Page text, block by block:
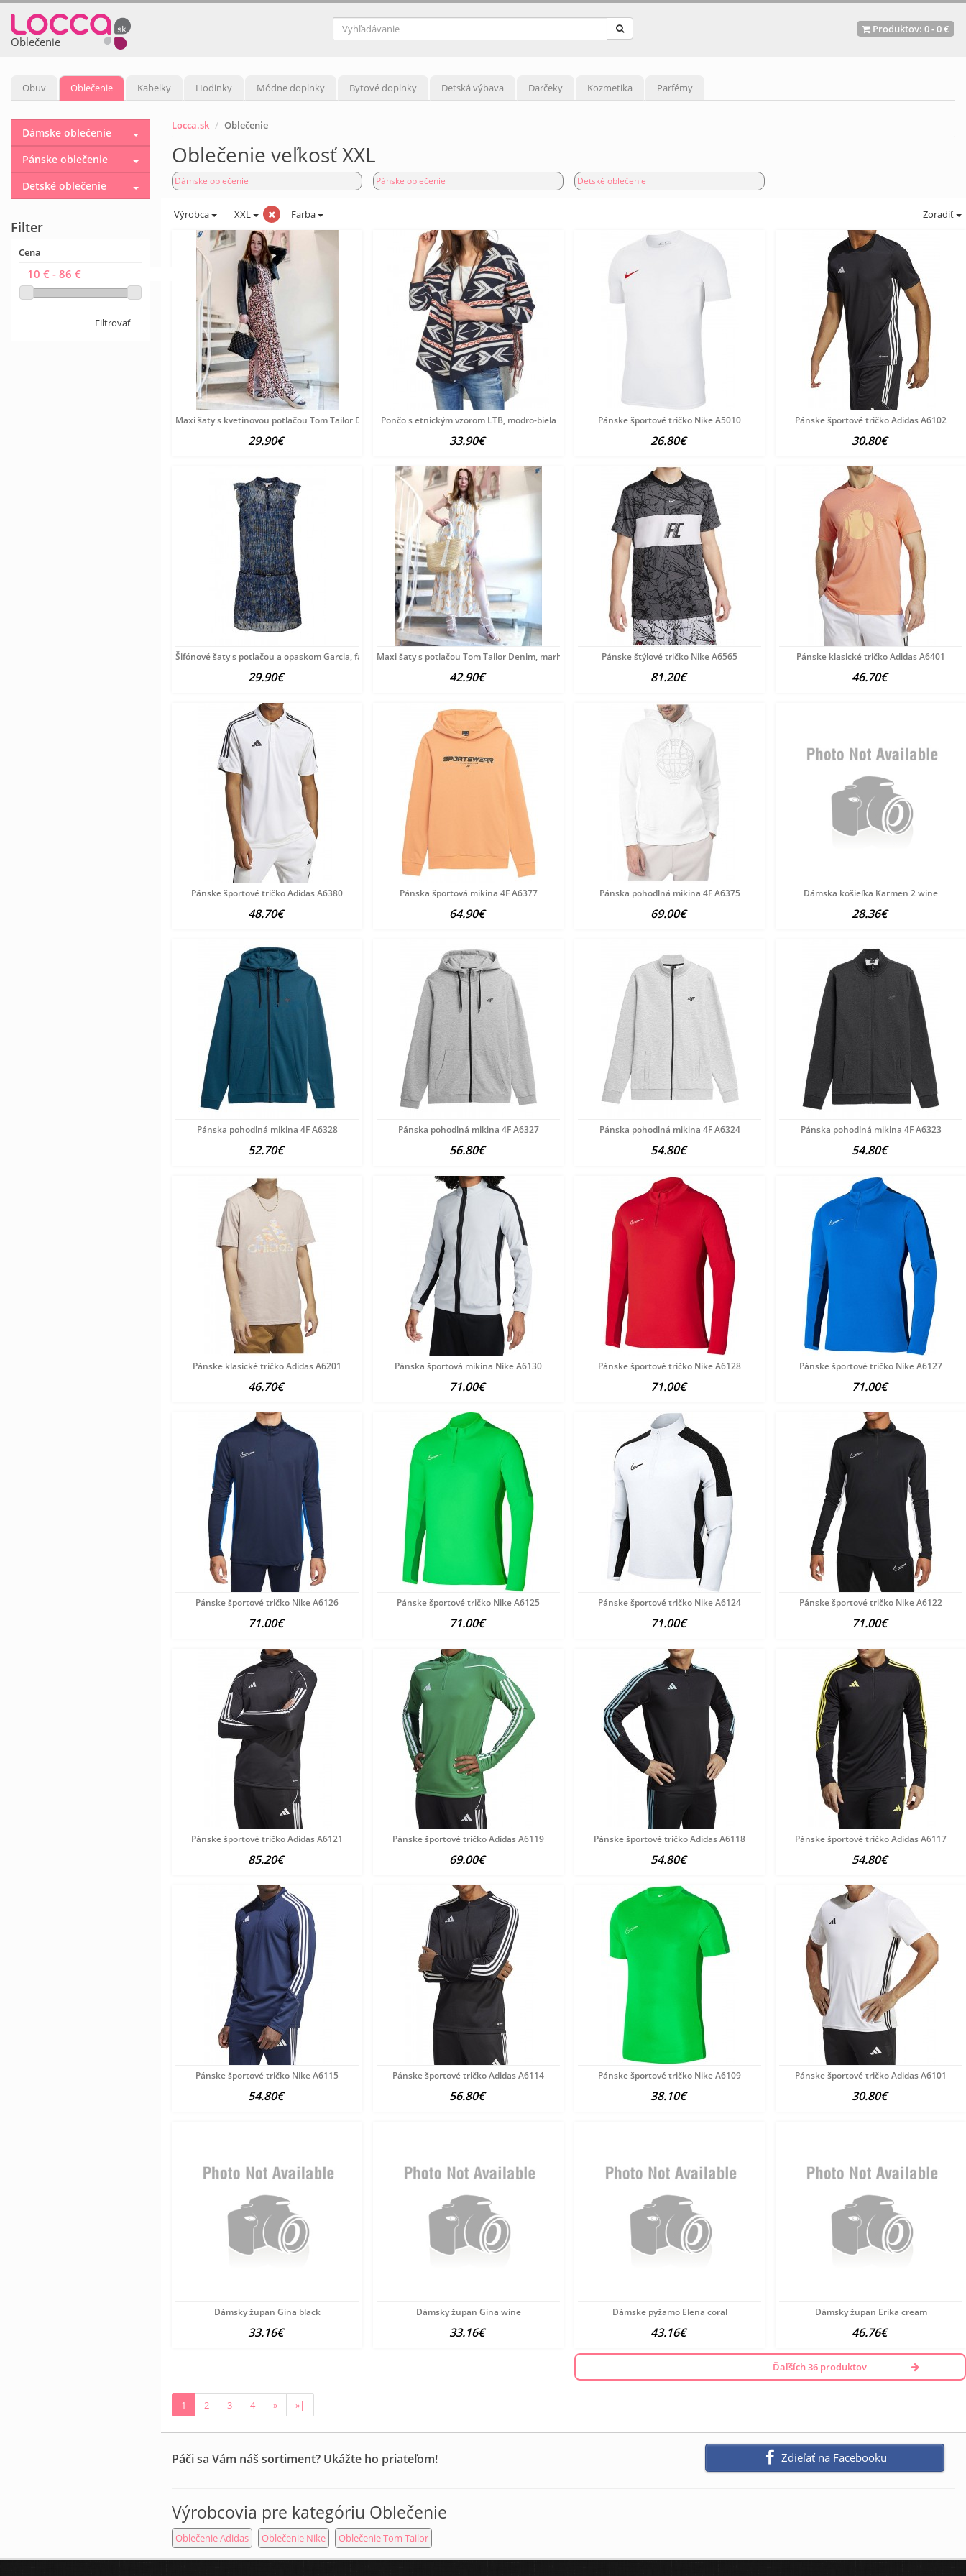
Oblečenie
Produktov: 0-0 €
Obuv Oblečenie Kabelky Hodinky Módne doplnky Bytové doplnky Detská výbava Darčeky Kozmetika Parfémy
Locca.sk Oblečenie
Oblečenie veľkosť XXL
Dámske oblečenie Pánske oblečenie Detské oblečenie
Výrobca XXL Farba Zoradiť
Maxi šaty s kvetinovou potlačou Tom Tailor Denim, viacfarebné
29.90€
Pončo s etnickým vzorom LTB, modro-biela
33.90€
Pánske športové tričko Nike A5010
26.80€
Pánske športové tričko Adidas A6102
30.80€
Šifónové šaty s potlačou a opaskom Garcia, farebné
29.90€
Maxi šaty s potlačou Tom Tailor Denim, marhuľovo-modrá
42.90€
Pánske štýlové tričko Nike A6565
81.20€
Pánske klasické tričko Adidas A6401
46.70€
Pánske športové tričko Adidas A6380
48.70€
Pánska športová mikina 4F A6377
64.90€
Pánska pohodlná mikina 4F A6375
69.00€
Dámska košieľka Karmen 2 wine
28.36€
Pánska pohodlná mikina 4F A6328
52.70€
Pánska pohodlná mikina 4F A6327
56.80€
Pánska pohodlná mikina 4F A6324
54.80€
Pánska pohodlná mikina 4F A6323
54.80€
Pánske klasické tričko Adidas A6201
46.70€
Pánska športová mikina Nike A6130
71.00€
Pánske športové tričko Nike A6128
71.00€
Pánske športové tričko Nike A6127
71.00€
Pánske športové tričko Nike A6126
71.00€
Pánske športové tričko Nike A6125
71.00€
Pánske športové tričko Nike A6124
71.00€
Pánske športové tričko Nike A6122
71.00€
Pánske športové tričko Adidas A6121
85.20€
Pánske športové tričko Adidas A6119
69.00€
Pánske športové tričko Adidas A6118
54.80€
Pánske športové tričko Adidas A6117
54.80€
Pánske športové tričko Nike A6115
54.80€
Pánske športové tričko Adidas A6114
56.80€
Pánske športové tričko Nike A6109
38.10€
Pánske športové tričko Adidas A6101
30.80€
Dámsky župan Gina black
33.16€
Dámsky župan Gina wine
33.16€
Dámske pyžamo Elena coral
43.16€
Dámsky župan Erika cream
46.76€
Ďaľších 36 produktov
1 2 3 4 » »|
Páči sa Vám náš sortiment? Ukážte ho priateľom! Zdieľať na Facebooku
Výrobcovia pre kategóriu Oblečenie
Oblečenie Adidas Oblečenie Nike Oblečenie Tom Tailor
Dámske oblečenie
Pánske oblečenie
Detské oblečenie
Filter
Cena
Filtrovať